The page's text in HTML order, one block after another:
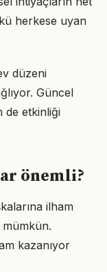
herkese uyan
düzeni
Güncel
de etkinliği
önemli?
ilham
kazanıyor